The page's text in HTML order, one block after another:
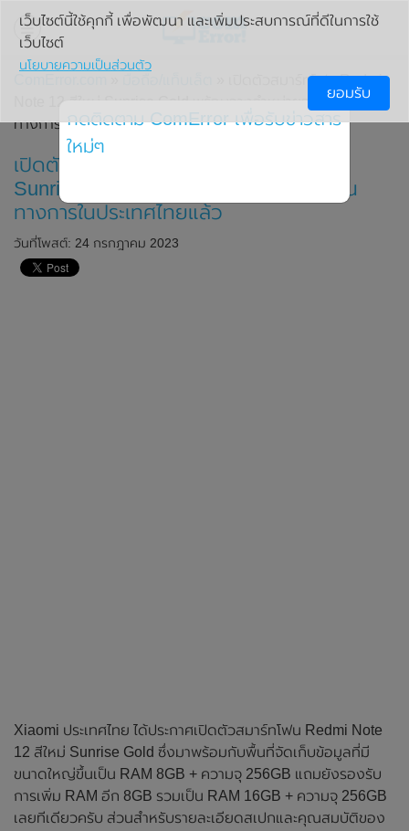
» เปิดตัวสมาร์ทโฟน Redmi
Note 12 สีใหม่ Sunrise Gold พร้อมวางจำหน่ายอย่างเป็น
ทางการในประเทศไทยแล้ว
เปิดตัวสมาร์ทโฟน Redmi Note 12 สีใหม่
Sunrise Gold พร้อมวางจำหน่ายอย่างเป็น
ทางการในประเทศไทยแล้ว
วันที่โพสต์: 24 กรกฎาคม 2023
Xiaomi ประเทศไทย ได้ประกาศเปิดตัวสมาร์ทโฟน Redmi Note
12 สีใหม่ Sunrise Gold ซึ่งมาพร้อมกับพื้นที่จัดเก็บข้อมูลที่มี
ขนาดใหญ่ขึ้นเป็น RAM 8GB + ความจุ 256GB แถมยังรองรับ
การเพิ่ม RAM อีก 8GB รวมเป็น RAM 16GB + ความจุ 256GB
เลยทีเดียวครับ ส่วนสำหรับรายละเอียดสเปกและคุณสมบัติของ
เว็บไซต์นี้ใช้คุกกี้ เพื่อพัฒนา และเพิ่มประสบการณ์ที่ดีในการใช้
เว็บไซต์
นโยบายความเป็นส่วนตัว
ยอมรับ
กดติดตาม ComError เพื่อรับข่าวสาร
ใหม่ๆ